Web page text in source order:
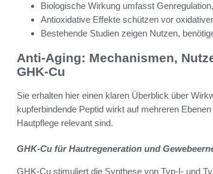
Biologische Wirkung umfasst
Antioxidative Effekte schützen vor
Bestehende Studien zeigen Nutzen,
Anti-Aging: Mechanismen,
GHK-Cu
Sie erhalten hier einen klaren Überblick über
kupferbindende Peptid wirkt auf mehreren
Hautpflege relevant sind.
GHK-Cu für Hautregeneration und
GHK-Cu stimuliert die Synthese von Typ-I- und